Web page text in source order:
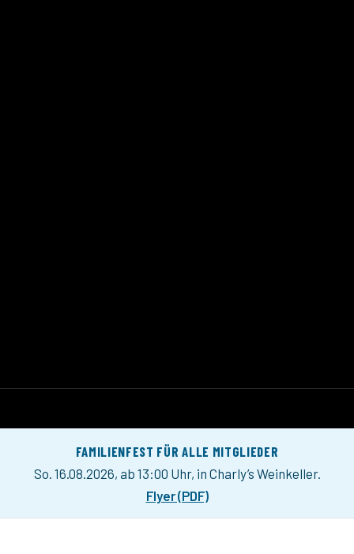
FAMILIENFEST FÜR ALLE MITGLIEDER
So. 16.08.2026, ab 13:00 Uhr, in Charly’s Weinkeller.
Flyer (PDF)